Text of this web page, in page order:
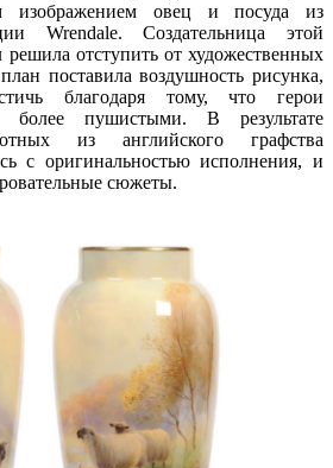
изображением овец и посуда из
Wrendale. Создательница этой
отступить от художественных
поставила воздушность рисунка,
благодаря тому, что герои
пушистыми. В результате
из английского графства
с оригинальностью исполнения, и
сюжеты.